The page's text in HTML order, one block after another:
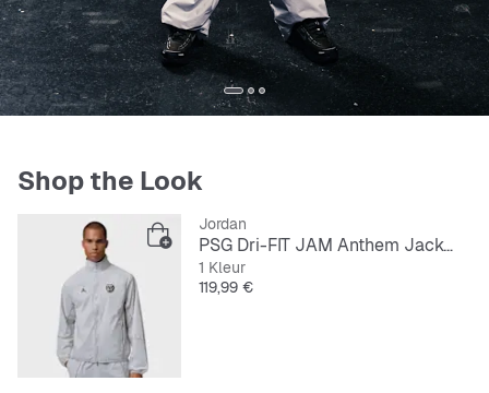
Shop the Look
Jordan
PSG Dri-FIT JAM Anthem Jacket
1 Kleur
Prijs
119,99 €